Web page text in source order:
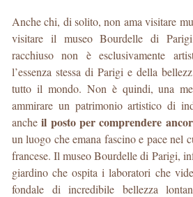
Anche chi, di solito, non ama visitare
visitare il museo Bourdelle di
racchiuso non è esclusivamente
l’essenza stessa di Parigi e della
tutto il mondo. Non è quindi, una
ammirare un patrimonio artistico di
ancheil posto per comprendere
un luogo che emana fascino e pace nel
francese. Il museo Bourdelle di Parigi,
giardino che ospita i laboratori che
fondale di incredibile bellezza